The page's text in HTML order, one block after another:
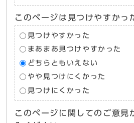
このページは見つけやすかっ
見つけやすかった
まあまあ見つけやすかった
どちらともいえない
やや見つけにくかった
見つけにくかった
このページに関してのご意見